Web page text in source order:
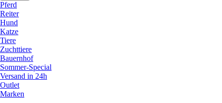
Pferd
Reiter
Hund
Katze
Tiere
Zuchttiere
Bauernhof
Sommer-Special
Versand in 24h
Outlet
Marken